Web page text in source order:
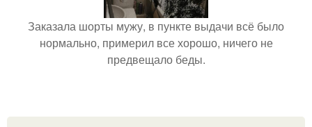
Заказала шорты мужу, в пункте выдачи всё было
нормально, примерил все хорошо, ничего не
предвещало беды.